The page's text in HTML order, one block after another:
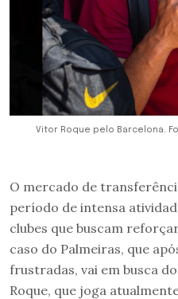
Vitor Roque pelo Barcelona.
O mercado de
período de intensa
clubes que buscam
caso do Palmeiras, que
frustradas, vai em busca do
Roque, que joga